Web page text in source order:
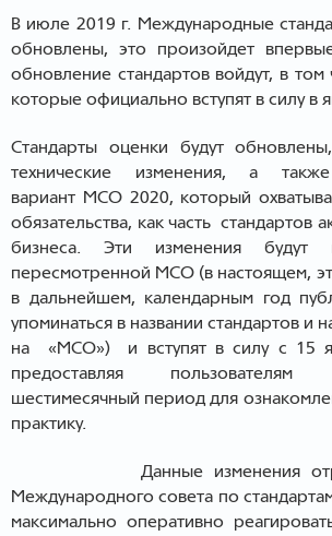
В июле 2019 г. Международные
обновлены, это произойдет
обновление стандартов войдут, в том
которые официально вступят в силу в
Стандарты оценки будут
технические изменения, а
вариант МСО 2020, который
обязательства, как часть стандартов
бизнеса. Эти изменения будут
пересмотренной МСО (в настоящем,
в дальнейшем, календарным год
упоминаться в названии стандартов и
на «МСО») и вступят в силу с 15
предоставляя
шестимесячный период для
практику.
Данные изменения
Международного совета по
максимально оперативно